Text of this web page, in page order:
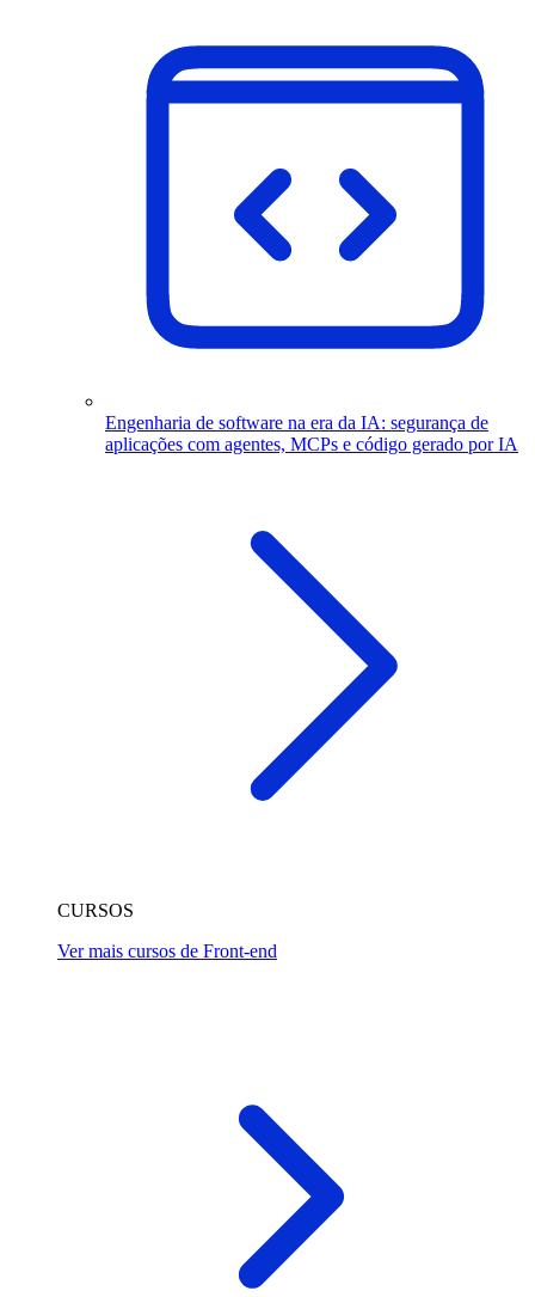
Engenharia de software na era da IA: segurança de
aplicações com agentes, MCPs e código gerado por IA
CURSOS
Ver mais cursos de Front-end